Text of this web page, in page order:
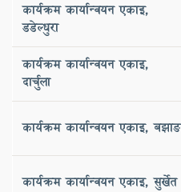
कार्यक्रम कार्यान्वयन एकाइ,
‌डडेल्धुरा
कार्यक्रम कार्यान्वयन एकाइ, ‌
दार्चुला
कार्यक्रम कार्यान्वयन एकाइ, ‌बझाङ
कार्यक्रम कार्यान्वयन एकाइ, सुर्खेत